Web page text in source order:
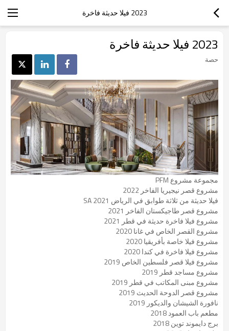
2023 فيلا حديثة فاخرة
2023 فيلا حديثة فاخرة
حصة
مجموعة مشروع PFM
مشروع قصر نيجيريا الفاخر 2022
فيلا حديثة من ثلاثة طوابق في الرياض SA 2021
مشروع قصر طاجيكستان الفاخر 2021
مشروع فيلا فاخرة حديثة في قطر 2021
مشروع القصر الخاص في غانا 2020
مشروع فيلا خاصة بأفريقيا 2020
مشروع فيلا فاخرة في كندا 2020
مشروع فيلا قصر فلسطين الخاص 2019
مشروع مساجد قطر 2019
مشروع مبنى المكاتب في قطر 2019
مشروع قصر الدوحة الحديث 2019
نافورة الشيشان والديكور 2019
مطعم باب العمود 2018
برج دايموند توين 2018